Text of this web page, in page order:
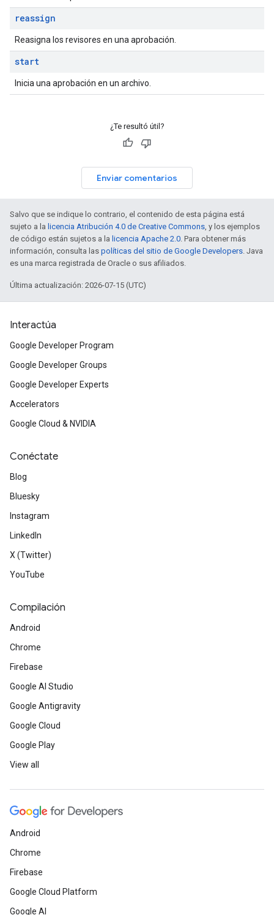
reassign
Reasigna los revisores en una aprobación.
start
Inicia una aprobación en un archivo.
¿Te resultó útil?
Enviar comentarios
Salvo que se indique lo contrario, el contenido de esta página está
sujeto a la licencia Atribución 4.0 de Creative Commons, y los ejemplos
de código están sujetos a la licencia Apache 2.0. Para obtener más
información, consulta las políticas del sitio de Google Developers. Java
es una marca registrada de Oracle o sus afiliados.
Última actualización: 2026-07-15 (UTC)
Interactúa
Google Developer Program
Google Developer Groups
Google Developer Experts
Accelerators
Google Cloud & NVIDIA
Conéctate
Blog
Bluesky
Instagram
LinkedIn
X (Twitter)
YouTube
Compilación
Android
Chrome
Firebase
Google AI Studio
Google Antigravity
Google Cloud
Google Play
View all
Android
Chrome
Firebase
Google Cloud Platform
Google AI